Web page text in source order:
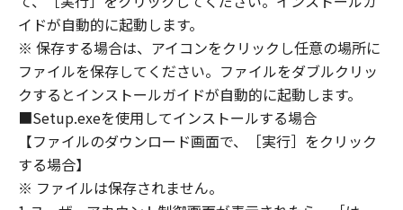
複製物のすべてを廃棄および消去することによ
り、本契約書を終了させることができます。
(3) お客様が本契約書のいずれかの条項に違反
した場合、本契約書は直ちに終了します。
(4) お客様は、上記(3)によって本契約書が終了
した場合、速やかに、「本ソフトウェア」およ
びその複製物のすべてを廃棄または消去するも
のとします。
(5) 上記にかかわらず、本契約書第2条、第4条
イドが自動的に起動します。
※ 保存する場合は、アイコンをクリックし任意の場所に
ファイルを保存してください。ファイルをダブルクリッ
クするとインストールガイドが自動的に起動します。
■Setup.exeを使用してインストールする場合
【ファイルのダウンロード画面で、［実行］をクリック
する場合】
※ ファイルは保存されません。